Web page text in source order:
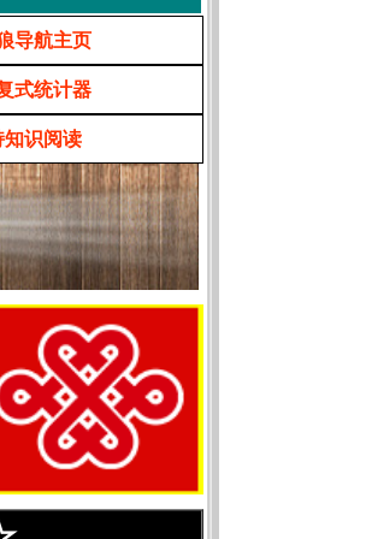
导航主页
式统计器
知识阅读